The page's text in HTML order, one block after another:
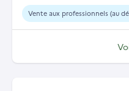
Vente aux professionnels (au